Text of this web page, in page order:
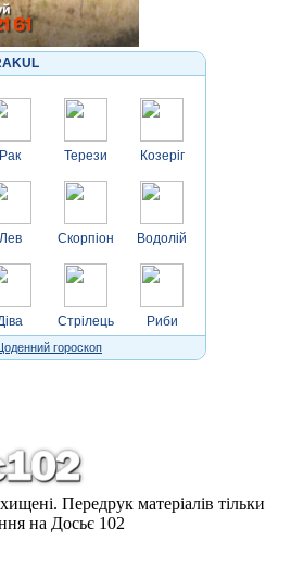
Рак
Лев
Терези
Скорпіон
Стрілець
Козеріг
Водолій
Риби
гороскоп
Передрук матеріалів тільки
на Досьє 102